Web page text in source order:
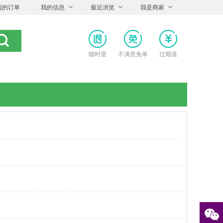
的订单 我的信息 最近浏览 我是商家
随时退 不满意免单 过期退